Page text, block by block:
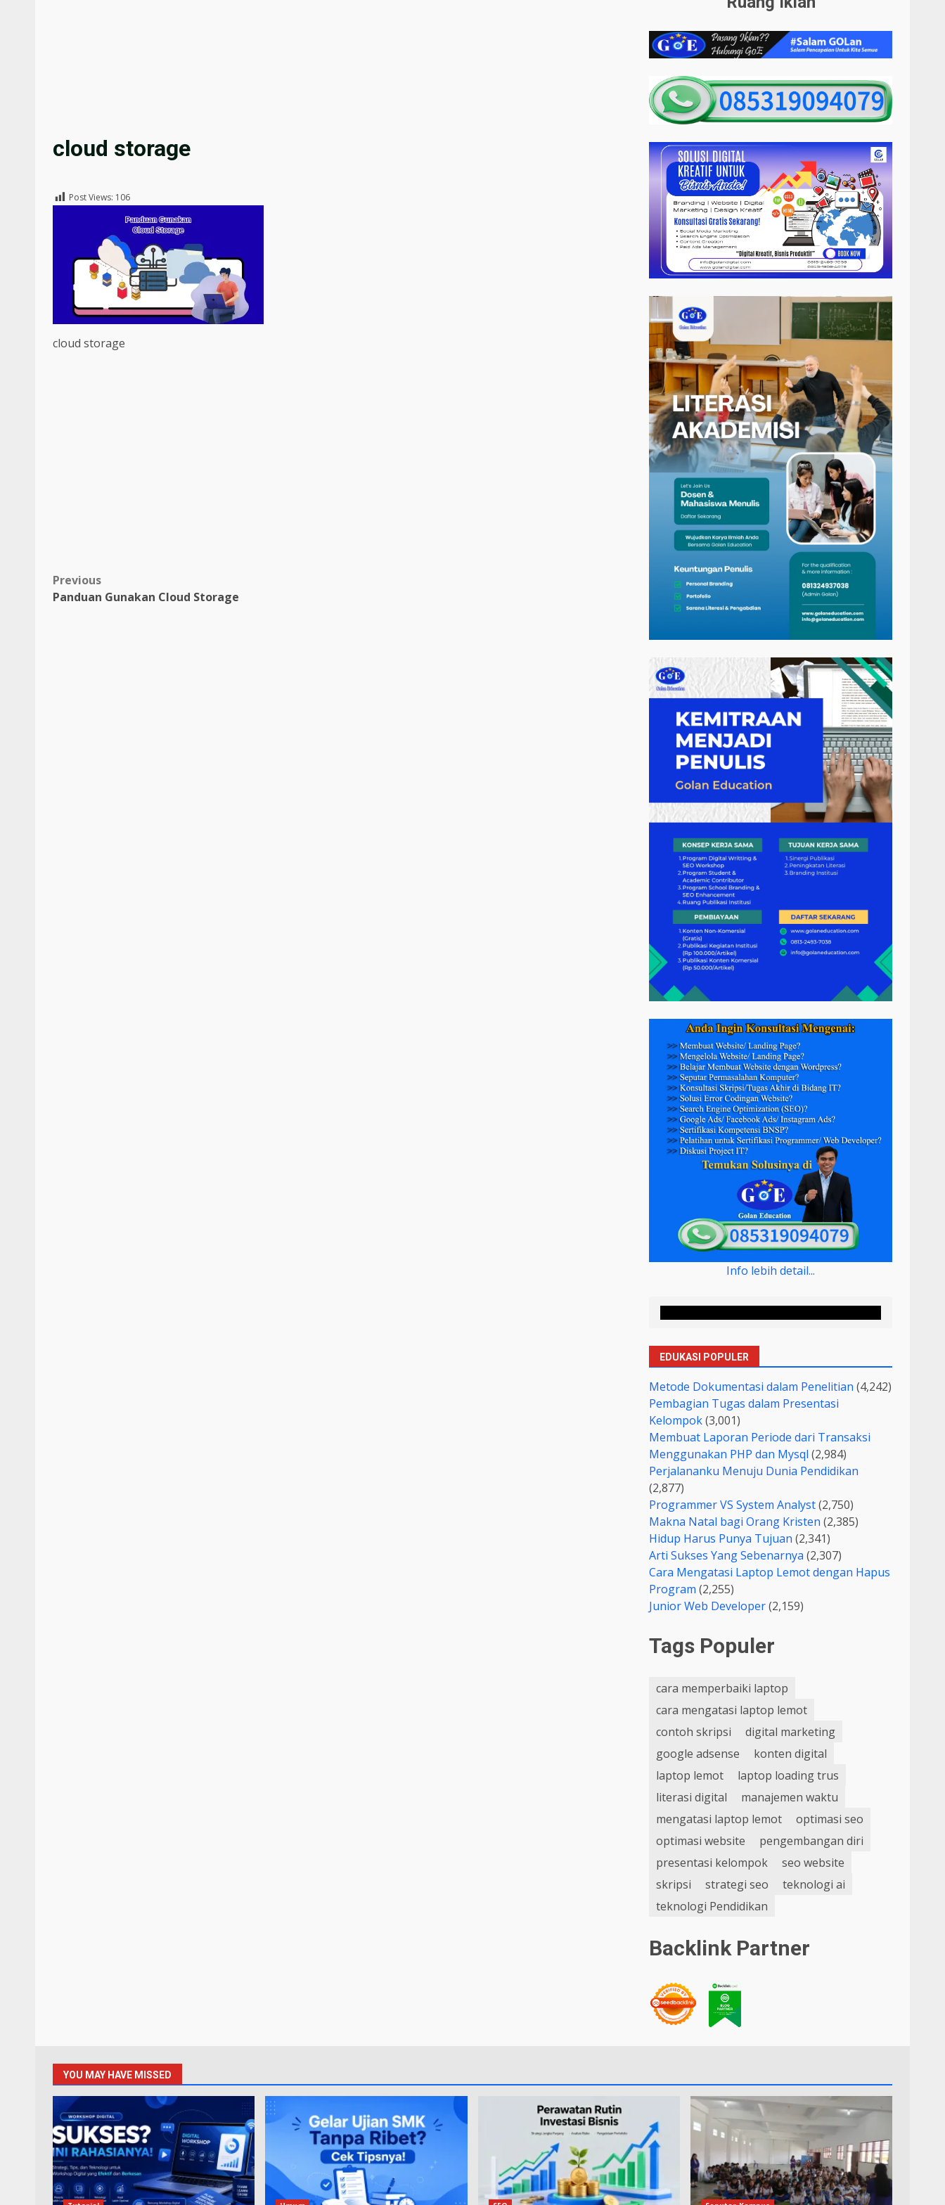
cloud storage
Post Views: 106
cloud storage
Post
Previous
Panduan Gunakan Cloud Storage
Info lebih detail...
EDUKASI POPULER
Metode Dokumentasi dalam Penelitian (4,242)
Pembagian Tugas dalam Presentasi
Kelompok(3,001)
Membuat Laporan Periode dari Transaksi
Menggunakan PHP dan Mysql (2,984)
Perjalananku Menuju Dunia Pendidikan
(2,877)
Programmer VS System Analyst(2,750)
Makna Natal bagi Orang Kristen (2,385)
Hidup Harus Punya Tujuan (2,341)
Arti Sukses Yang Sebenarnya (2,307)
Cara Mengatasi Laptop Lemot dengan Hapus
Program (2,255)
Junior Web Developer(2,159)
Tags Populer
cara memperbaiki laptop
cara mengatasi laptop lemot
contoh skripsi
digital marketing
google adsense
konten digital
laptop lemot
laptop loading trus
literasi digital
manajemen waktu
mengatasi laptop lemot
optimasi seo
optimasi website
pengembangan diri
presentasi kelompok
seo website
skripsi
strategi seo
teknologi ai
teknologi Pendidikan
Backlink Partner
YOU MAY HAVE MISSED